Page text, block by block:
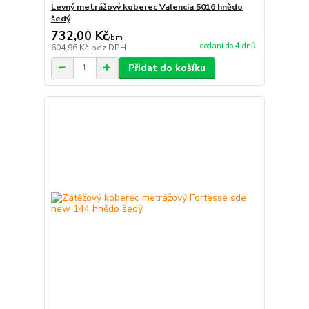
Levný metrážový koberec Valencia 5016 hnědo
šedý
732,00 Kč/bm
604,96 Kč bez DPH dodání do 4 dnů
Přidat do košíku